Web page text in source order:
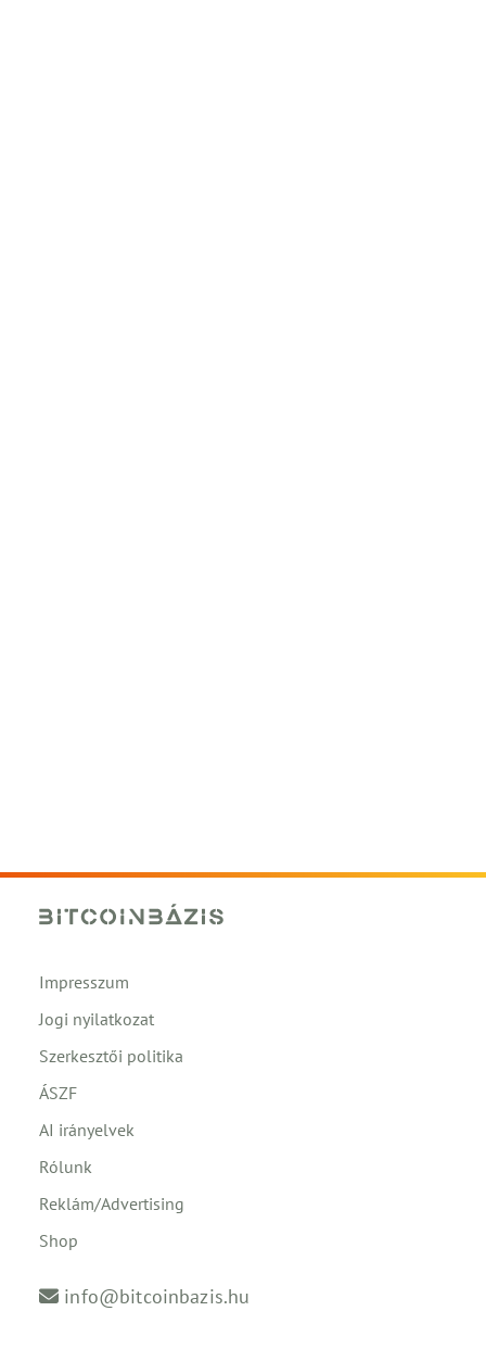
Impresszum
Jogi nyilatkozat
Szerkesztői politika
ÁSZF
AI irányelvek
Rólunk
Reklám/Advertising
Shop
info@bitcoinbazis.hu